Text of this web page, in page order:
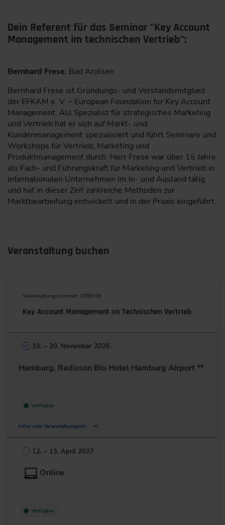
Dein Referent für das Seminar "Key Account
Management im technischen Vertrieb":
Bernhard Frese, Bad Arolsen
Bernhard Frese ist Gründungs- und Vorstandsmitglied
der EFKAM e. V. – European Foundation for Key Account
Management. Als Spezialist für strategisches Marketing
und Vertrieb hat er sich auf Markt- und
Kundenmanagement spezialisiert und führt Seminare und
Workshops für Vertrieb, Marketing und
Produktmanagement durch. Herr Frese war über 15 Jahre
als Fach- und Führungskraft für Marketing und Vertrieb in
internationalen Unternehmen im In- und Ausland tätig
und hat in dieser Zeit zahlreiche Methoden zur
Marktbearbeitung entwickelt und in der Praxis eingeführt.
Veranstaltung buchen
Veranstaltungsnummer: 10SE036
Key Account Management im Technischen Vertrieb
19. – 20. November 2026
Hamburg, Radisson Blu Hotel Hamburg Airport **
Verfügbar
Infos zum Veranstaltungsort
Flughafenstr. 1-3
22335 Hamburg
12. – 13. April 2027
Online
Verfügbar